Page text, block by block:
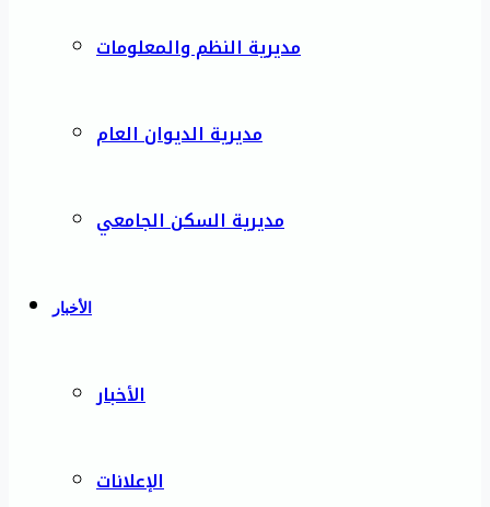
مديرية النظم والمعلومات
مديرية الديوان العام
مديرية السكن الجامعي
الأخبار
الأخبار
الإعلانات